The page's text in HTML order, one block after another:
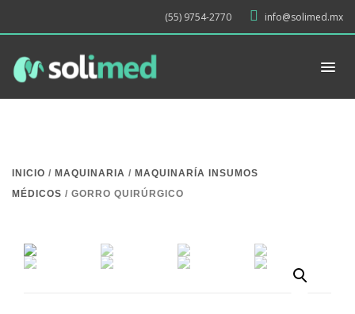
(55) 9754-2770 info@solimed.mx
INICIO / MAQUINARIA / MAQUINARÍA INSUMOS
MÉDICOS / GORRO QUIRÚRGICO